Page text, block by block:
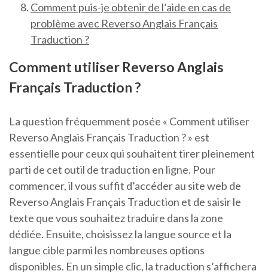
Comment puis-je obtenir de l’aide en cas de
problème avec Reverso Anglais Français
Traduction ?
Comment utiliser Reverso Anglais
Français Traduction ?
La question fréquemment posée « Comment utiliser
Reverso Anglais Français Traduction ? » est
essentielle pour ceux qui souhaitent tirer pleinement
parti de cet outil de traduction en ligne. Pour
commencer, il vous suffit d’accéder au site web de
Reverso Anglais Français Traduction et de saisir le
texte que vous souhaitez traduire dans la zone
dédiée. Ensuite, choisissez la langue source et la
langue cible parmi les nombreuses options
disponibles. En un simple clic, la traduction s’affichera